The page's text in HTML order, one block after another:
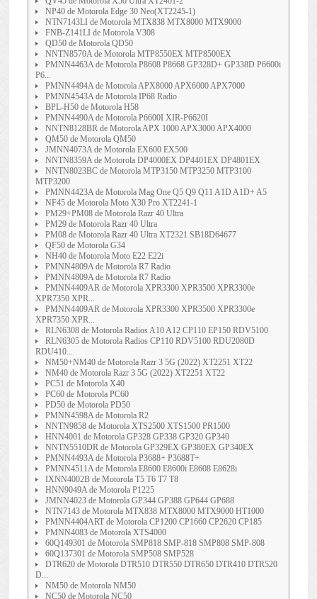
NP40 de Motorola Edge 30 Neo(XT2245-1)
NTN7143LI de Motorola MTX838 MTX8000 MTX9000
FNB-Z141LI de Motorola V308
QD50 de Motorola QD50
NNTN8570A de Motorola MTP8550EX MTP8500EX
PMNN4463A de Motorola P8608 P8668 GP328D+ GP338D P6600i
P6...
PMNN4494A de Motorola APX8000 APX6000 APX7000
PMNN4543A de Motorola IP68 Radio
BPL-H50 de Motorola H58
PMNN4490A de Motorola P6600I XIR-P6620I
NNTN8128BR de Motorola APX 1000 APX3000 APX4000
QM50 de Motorola QM50
JMNN4073A de Motorola EX600 EX500
NNTN8359A de Motorola DP4000EX DP4401EX DP4801EX
NNTN8023BC de Motorola MTP3150 MTP3250 MTP3100
MTP3200
PMNN4423A de Motorola Mag One Q5 Q9 Q11 A1D A1D+ A5
NF45 de Motorola Moto X30 Pro XT2241-1
PM29+PM08 de Motorola Razr 40 Ultra
PM29 de Motorola Razr 40 Ultra
PM08 de Motorola Razr 40 Ultra XT2321 SB18D64677
QF50 de Motorola G34
NH40 de Motorola Moto E22 E22i
PMNN4809A de Motorola R7 Radio
PMNN4809A de Motorola R7 Radio
PMNN4409AR de Motorola XPR3300 XPR3500 XPR3300e
XPR7350 XPR...
PMNN4409AR de Motorola XPR3300 XPR3500 XPR3300e
XPR7350 XPR...
RLN6308 de Motorola Radios A10 A12 CP110 EP150 RDV5100
RLN6305 de Motorola Radios CP110 RDV5100 RDU2080D
RDU410...
NM50+NM40 de Motorola Razr 3 5G (2022) XT2251 XT22
NM40 de Motorola Razr 3 5G (2022) XT2251 XT22
PC51 de Motorola X40
PC60 de Motorola PC60
PD50 de Motorola PD50
PMNN4598A de Motorola R2
NNTN9858 de Motorola XTS2500 XTS1500 PR1500
HNN4001 de Motorola GP328 GP338 GP320 GP340
NNTN5510DR de Motorola GP329EX GP380EX GP340EX
PMNN4493A de Motorola P3688+ P3688T+
PMNN4511A de Motorola E8600 E8600i E8608 E8628i
IXNN4002B de Motorola T5 T6 T7 T8
HNN9049A de Motorola P1225
JMNN4023 de Motorola GP344 GP388 GP644 GP688
NTN7143 de Motorola MTX838 MTX8000 MTX9000 HT1000
PMNN4404ART de Motorola CP1200 CP1660 CP2620 CP185
PMNN4083 de Motorola XTS4000
60Q149301 de Motorola SMP818 SMP-818 SMP808 SMP-808
60Q137301 de Motorola SMP508 SMP528
DTR620 de Motorola DTR510 DTR550 DTR650 DTR410 DTR520
D...
NM50 de Motorola NM50
NC50 de Motorola NC50